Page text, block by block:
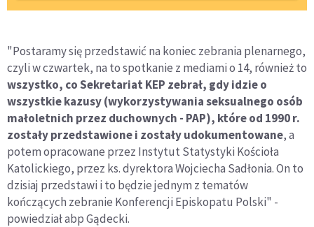
"Postaramy się przedstawić na koniec zebrania plenarnego,
czyli w czwartek, na to spotkanie z mediami o 14, również to
wszystko, co Sekretariat KEP zebrał, gdy idzie o
wszystkie kazusy (wykorzystywania seksualnego osób
małoletnich przez duchownych - PAP), które od 1990 r.
zostały przedstawione i zostały udokumentowane, a
potem opracowane przez Instytut Statystyki Kościoła
Katolickiego, przez ks. dyrektora Wojciecha Sadłonia. On to
dzisiaj przedstawi i to będzie jednym z tematów
kończących zebranie Konferencji Episkopatu Polski" -
powiedział abp Gądecki.